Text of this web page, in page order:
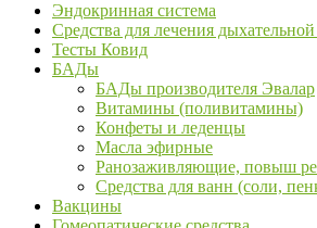
Эндокринная система
Средства для лечения
Тесты Ковид
БАДы
БАДы производителя Эвалар
Витамины (поливитамины)
Конфеты и леденцы
Масла эфирные
Ранозаживляющие, повыш
Средства для ванн (соли,
Вакцины